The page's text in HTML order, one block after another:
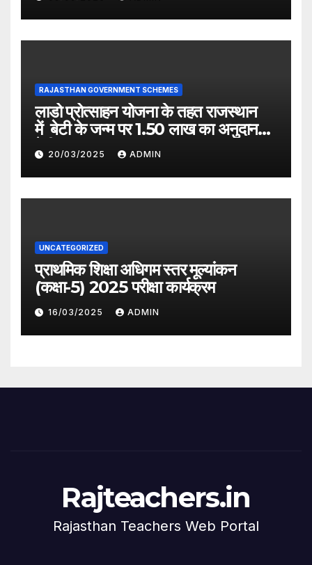
RAJASTHAN GOVERNMENT SCHEMES
लाडो प्रोत्साहन योजना के तहत राजस्थान
में बेटी के जन्म पर 1.50 लाख का अनुदान
देगी सरकार
20/03/2025 ADMIN
UNCATEGORIZED
प्राथमिक शिक्षा अधिगम स्तर मूल्यांकन
(कक्षा-5) 2025 परीक्षा कार्यक्रम
16/03/2025 ADMIN
Rajteachers.in
Rajasthan Teachers Web Portal